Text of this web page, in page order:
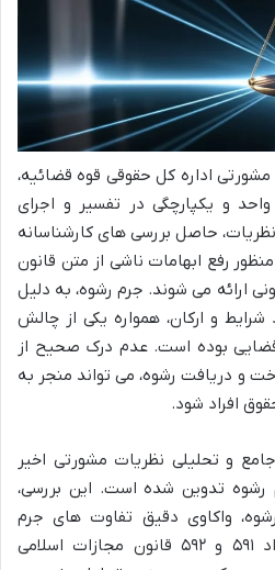
مشورتی اداره کل حقوقی قوه قضائیه،
واحد و یکپارچگی در تفسیر و اجرای
حاصل بررسی های کارشناسانه
رفع ابهامات ناشی از متن قانون
ارائه می شوند. جرم رشوه، به دلیل
و ارکان، همواره یکی از چالش
قضایی بوده است. عدم درک صحیح از
و دریافت رشوه، می تواند منجر به
افراد شود.
و تحلیلی نظریات مشورتی اخیر
تدوین شده است. این بررسی،
واکاوی دقیق تفاوت های جرم
انگاری پرداخت رشوه در مواد ۵۹۱ و ۵۹۲ قانون مجازات اسلامی